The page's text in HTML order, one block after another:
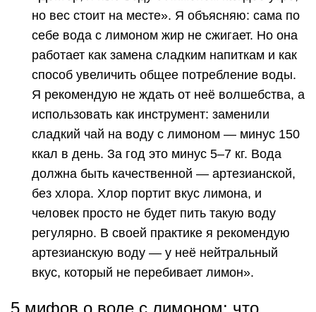
но вес стоит на месте». Я объясняю: сама по
себе вода с лимоном жир не сжигает. Но она
работает как замена сладким напиткам и как
способ увеличить общее потребление воды.
Я рекомендую не ждать от неё волшебства, а
использовать как инструмент: заменили
сладкий чай на воду с лимоном — минус 150
ккал в день. За год это минус 5–7 кг. Вода
должна быть качественной — артезианской,
без хлора. Хлор портит вкус лимона, и
человек просто не будет пить такую воду
регулярно. В своей практике я рекомендую
артезианскую воду — у неё нейтральный
вкус, который не перебивает лимон».
5 мифов о воде с лимоном: что